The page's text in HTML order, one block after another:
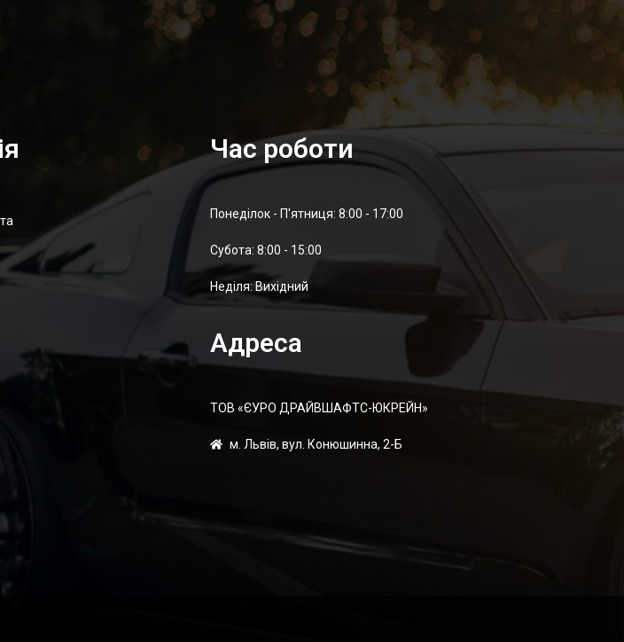
Час роботи
Понеділок - П'ятниця: 8:00 - 17:00
Суботa: 8:00 - 15:00
Неділя: Вихідний
Адреса
ТОВ «ЄУРО ДРАЙВШАФТC-ЮКРЕЙН»
м. Львів, вул. Конюшинна, 2-Б